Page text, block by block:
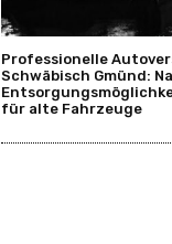
Professionelle
Schwäbisch Gmünd:
für alte Fahrzeuge